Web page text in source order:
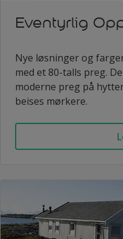
Eventyrlig
Nye løsninger og
med et 80-talls preg.
moderne preg på
beises mørkere.